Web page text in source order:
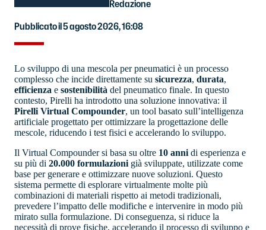
Redazione
Pubblicato il 5 agosto 2026, 16:08
Lo sviluppo di una mescola per pneumatici è un processo
complesso che incide direttamente su sicurezza, durata,
efficienza e sostenibilità del pneumatico finale. In questo
contesto, Pirelli ha introdotto una soluzione innovativa: il
Pirelli Virtual Compounder, un tool basato sull’intelligenza
artificiale progettato per ottimizzare la progettazione delle
mescole, riducendo i test fisici e accelerando lo sviluppo.
Il Virtual Compounder si basa su oltre 10 anni di esperienza e
su più di 20.000 formulazioni già sviluppate, utilizzate come
base per generare e ottimizzare nuove soluzioni. Questo
sistema permette di esplorare virtualmente molte più
combinazioni di materiali rispetto ai metodi tradizionali,
prevedere l’impatto delle modifiche e intervenire in modo più
mirato sulla formulazione. Di conseguenza, si riduce la
necessità di prove fisiche, accelerando il processo di sviluppo e